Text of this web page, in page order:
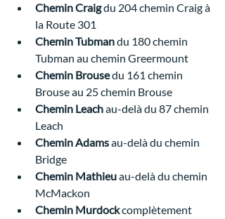
Chemin Craig du 204 chemin Craig à
la Route 301
Chemin Tubman du 180 chemin
Tubman au chemin Greermount
Chemin Brouse du 161 chemin
Brouse au 25 chemin Brouse
Chemin Leach au-delà du 87 chemin
Leach
Chemin Adams au-delà du chemin
Bridge
Chemin Mathieu au-delà du chemin
McMackon
Chemin Murdock complètement